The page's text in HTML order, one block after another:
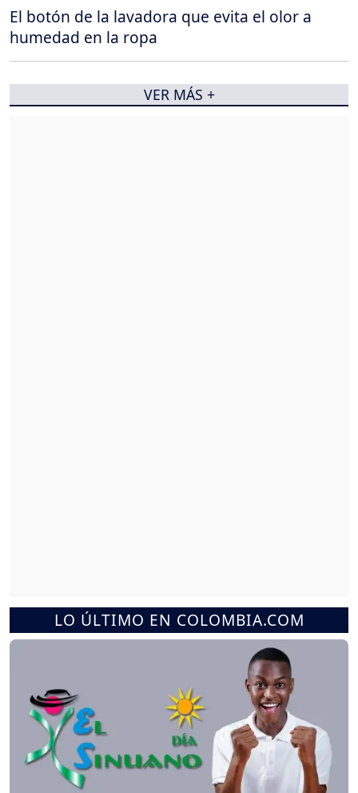
LO ÚLTIMO EN COLOMBIA.COM
El botón de la lavadora que evita el olor a
humedad en la ropa
VER MÁS +